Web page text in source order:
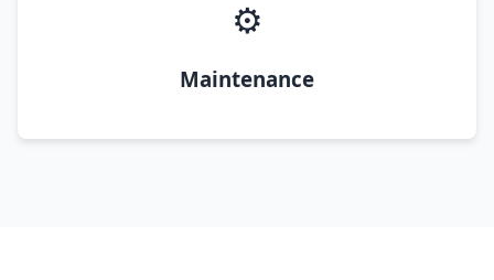
⚙️
Maintenance